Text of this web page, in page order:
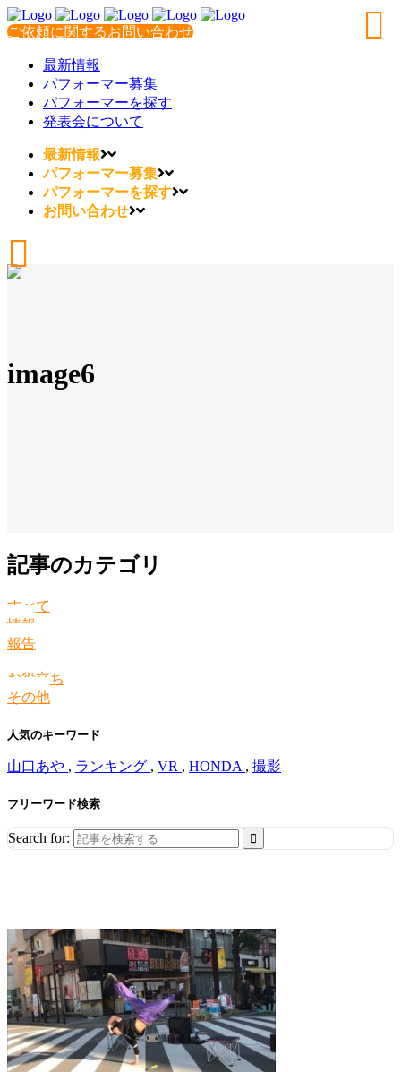
ご依頼に関するお問い合わせ
最新情報
パフォーマー募集
パフォーマーを探す
発表会について
最新情報
パフォーマー募集
パフォーマーを探す
お問い合わせ
image6
記事のカテゴリ
すべて
情報
報告
お役立ち
その他
人気のキーワード
山口あや , ランキング , VR , HONDA , 撮影
フリーワード検索
Search for: